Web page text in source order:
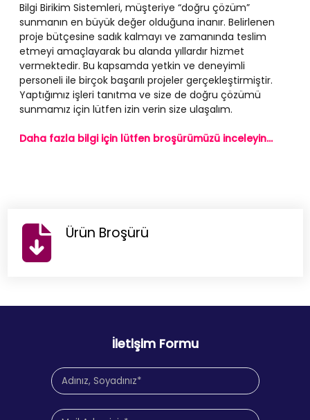
Bilgi Birikim Sistemleri, müşteriye “doğru çözüm”
sunmanın en büyük değer olduğuna inanır. Belirlenen
proje bütçesine sadık kalmayı ve zamanında teslim
etmeyi amaçlayarak bu alanda yıllardır hizmet
vermektedir. Bu kapsamda yetkin ve deneyimli
personeli ile birçok başarılı projeler gerçekleştirmiştir.
Yaptığımız işleri tanıtma ve size de doğru çözümü
sunmamız için lütfen izin verin size ulaşalım.
Daha fazla bilgi için lütfen broşürümüzü inceleyin...
Ürün Broşürü
İletişim Formu